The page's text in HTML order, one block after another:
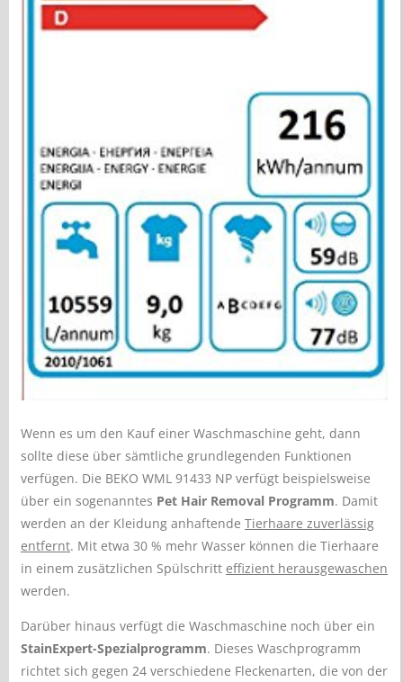
Wenn es um den Kauf einer Waschmaschine geht, dann
sollte diese über sämtliche grundlegenden Funktionen
verfügen. Die BEKO WML 91433 NP verfügt beispielsweise
über ein sogenanntes Pet Hair Removal Programm. Damit
werden an der Kleidung anhaftendeTierhaare zuverlässig
entfernt. Mit etwa 30 % mehr Wasser können die Tierhaare
in einem zusätzlichen Spülschritteffizient herausgewaschen
werden.
Darüber hinaus verfügt die Waschmaschine noch über ein
StainExpert-Spezialprogramm. Dieses Waschprogramm
richtet sich gegen 24 verschiedene Fleckenarten, die von der